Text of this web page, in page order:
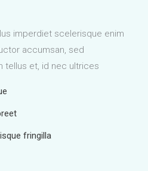
imperdiet scelerisque enim
accumsan, sed
tellus et, id nec ultrices
fringilla